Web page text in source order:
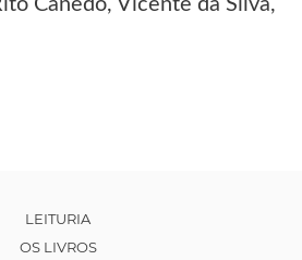
Canedo, Vicente da Silva,
LEITURIA
OS LIVROS